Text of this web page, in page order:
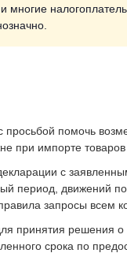
многие
помочь
при импорте
с
период, движений
запросы всем
принятия
срока по